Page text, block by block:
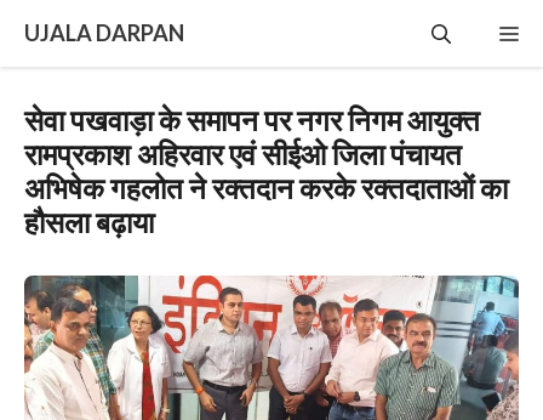
content
UJALA DARPAN
सेवा पखवाड़ा के समापन पर नगर निगम आयुक्‍त
रामप्रकाश अहिरवार एवं सीईओ जिला पंचायत
अभिषेक गहलोत ने रक्‍तदान करके रक्‍तदाताओं का
हौसला बढ़ाया